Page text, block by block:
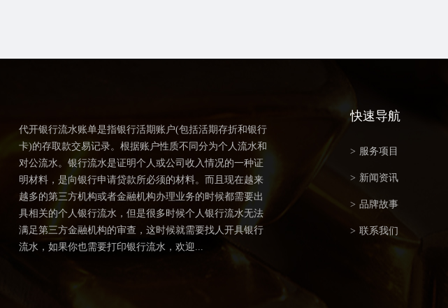
代开银行流水账单是指银行活期账户(包括活期存折和银行
卡)的存取款交易记录。根据账户性质不同分为个人流水和
对公流水。银行流水是证明个人或公司收入情况的一种证
明材料，是向银行申请贷款所必须的材料。而且现在越来
越多的第三方机构或者金融机构办理业务的时候都需要出
具相关的个人银行流水，但是很多时候个人银行流水无法
满足第三方金融机构的审查，这时候就需要找人开具银行
流水，如果你也需要打印银行流水，欢迎...
快速导航
> 服务项目
> 新闻资讯
> 品牌故事
> 联系我们